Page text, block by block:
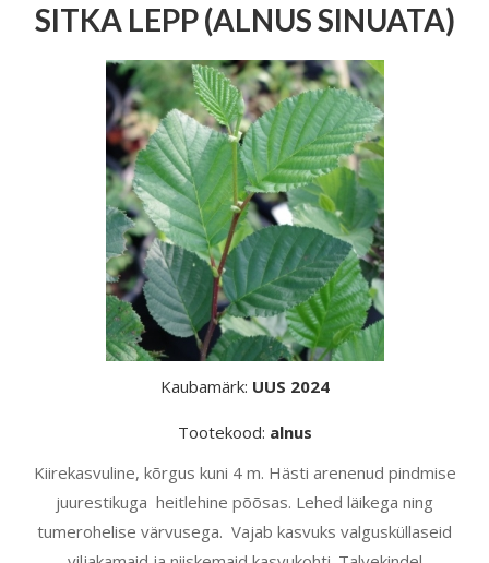
SITKA LEPP (ALNUS SINUATA)
Kaubamärk: UUS 2024
Tootekood: alnus
Kiirekasvuline, kõrgus kuni 4 m. Hästi arenenud pindmise
juurestikuga heitlehine põõsas. Lehed läikega ning
tumerohelise värvusega. Vajab kasvuks valgusküllaseid